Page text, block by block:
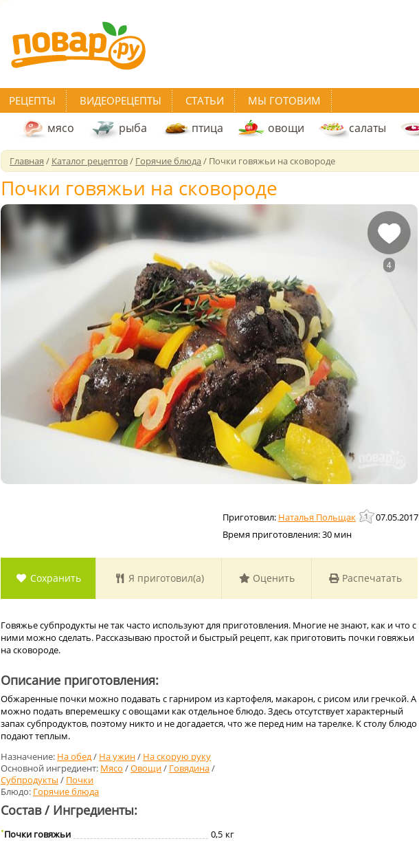
РЕЦЕПТЫ ВИДЕОРЕЦЕПТЫ СТАТЬИ МЫ ГОТОВИМ
мясо рыба птица овощи салаты
Главная / Каталог рецептов/ Горячие блюда/ Почки говяжьи на сковороде
Почки говяжьи на сковороде
4
Наталья Польщак
07.05.2017
Время приготовления:30 мин
Сохранить Я приготовил(а) Оценить Распечатать
Говяжье субпродукты не так часто используют для приготовления. Многие не знают, как и что с
ними можно сделать. Рассказываю простой и быстрый рецепт, как приготовить почки говяжьи
на сковороде.
Описание приготовления:
Обжаренные почки можно подавать с гарниром из картофеля, макарон, с рисом или гречкой. А
можно подать вперемешку с овощами как отдельное блюдо. Здесь отсутствует характерный
запах субпродуктов, поэтому никто и не догадается, что же перед ним на тарелке. К столу блюдо
подают теплым.
Назначение: На обед/ На ужин/ На скорую руку
Основной ингредиент: Мясо /Овощи/ Говядина/
Субпродукты / Почки
Блюдо: Горячие блюда
Состав / Ингредиенты:
Почки говяжьи 0,5 кг